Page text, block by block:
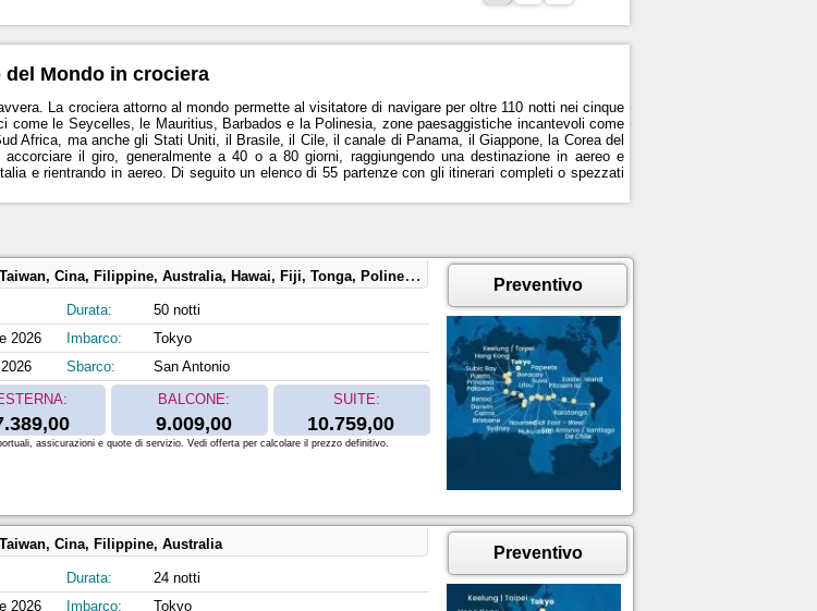
del Mondo in crociera
La crociera attorno al mondo permette al visitatore di navigare per oltre 110 notti nei cinque
le Seycelles, le Mauritius, Barbados e la Polinesia, zone paesaggistiche incantevoli come
Africa, ma anche gli Stati Uniti, il Brasile, il Cile, il canale di Panama, il Giappone, la Corea del
il giro, generalmente a 40 o a 80 giorni, raggiungendo una destinazione in aereo e
e rientrando in aereo. Di seguito un elenco di 55 partenze con gli itinerari completi o spezzati
Cina, Filippine, Australia, Hawai, Fiji, Tonga, Polinesia, Cile
2026
Durata:
50 notti
Imbarco:
Tokyo
Sbarco:
San Antonio
BALCONE:
9.009,00
SUITE:
10.759,00
Preventivo
assicurazioni e quote di servizio. Vedi offerta per calcolare il prezzo definitivo.
Cina, Filippine, Australia
2026
Durata:
24 notti
Imbarco:
Tokyo
Preventivo